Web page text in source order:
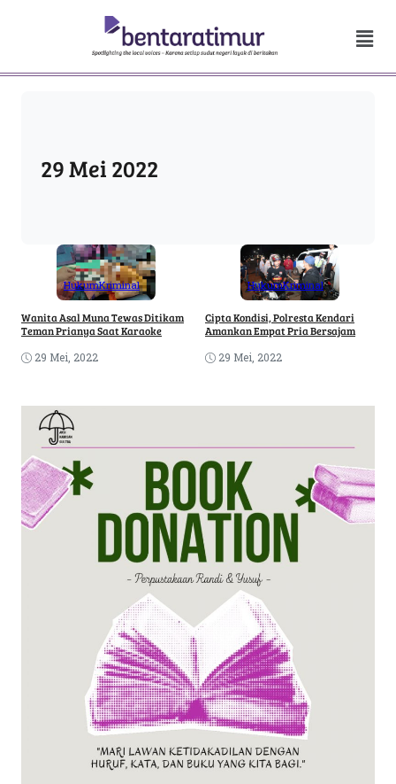
29 Mei 2022
HukumKriminal
Wanita Asal Muna Tewas Ditikam
Teman Prianya Saat Karaoke
29 Mei, 2022
HukumKriminal
Cipta Kondisi, Polresta Kendari
Amankan Empat Pria Bersajam
29 Mei, 2022